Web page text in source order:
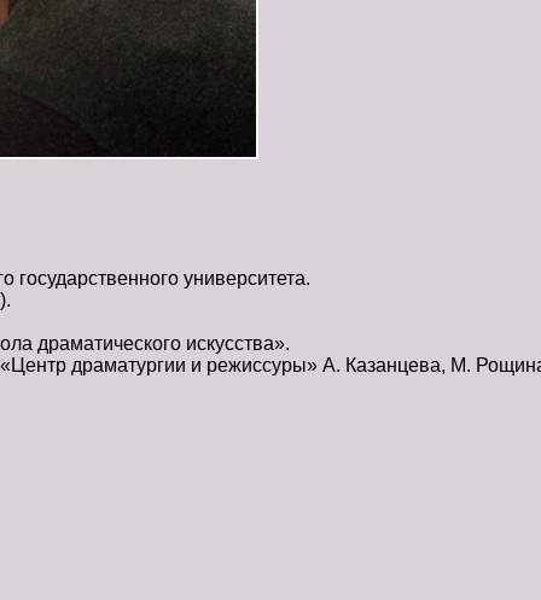
государственного университета.
драматического искусства».
драматургии и режиссуры» А. Казанцева, М.